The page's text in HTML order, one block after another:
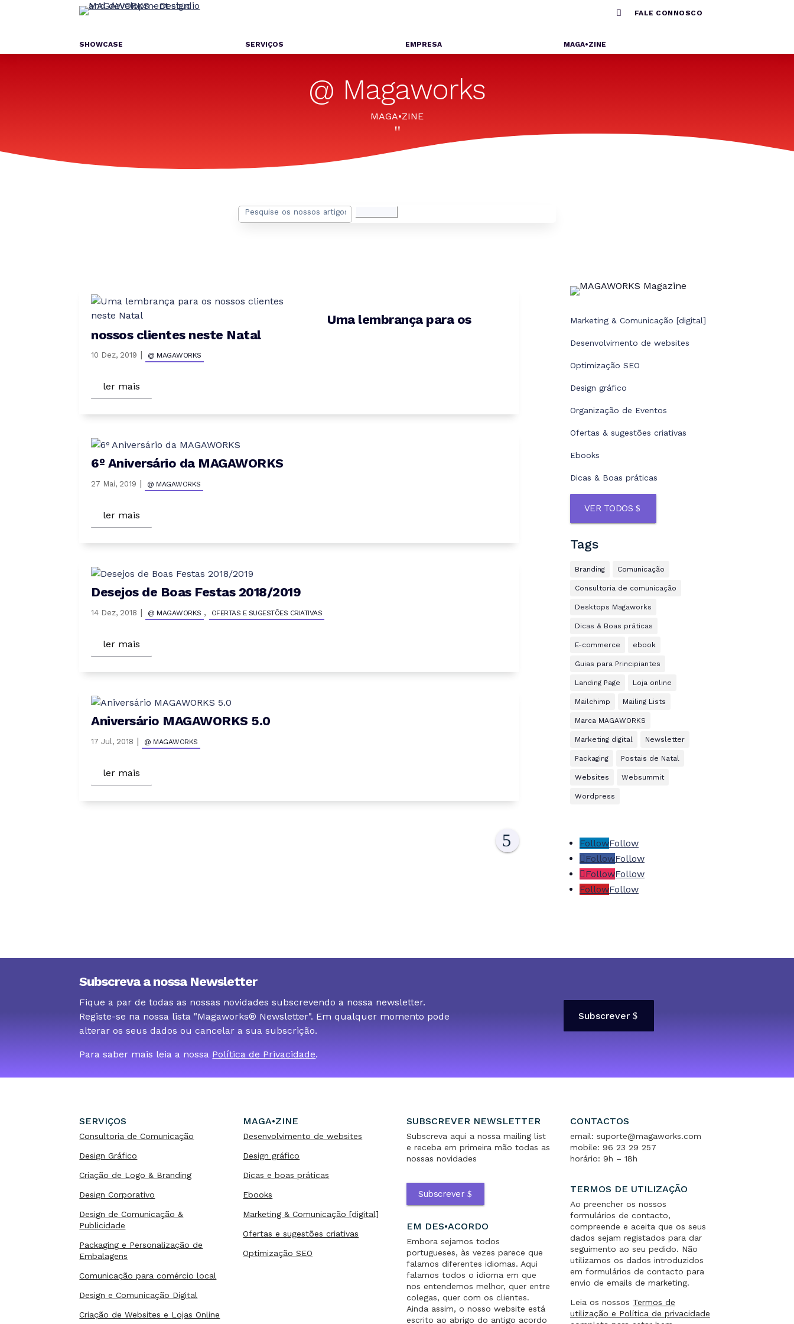
 FALE CONNOSCO
SHOWCASE SERVIÇOS EMPRESA MAGA•ZINE
@ Magaworks
MAGA•ZINE
"
Pesquisar
por:
Uma lembrança para os
nossos clientes neste Natal
10 Dez, 2019 | @ MAGAWORKS
ler mais
6º Aniversário da MAGAWORKS
27 Mai, 2019 | @ MAGAWORKS
ler mais
Desejos de Boas Festas 2018/2019
14 Dez, 2018 | @ MAGAWORKS , OFERTAS E SUGESTÕES CRIATIVAS
ler mais
Aniversário MAGAWORKS 5.0
17 Jul, 2018 | @ MAGAWORKS
ler mais
Marketing & Comunicação [digital]
Desenvolvimento de websites
Optimização SEO
Design gráfico
Organização de Eventos
Ofertas & sugestões criativas
Ebooks
Dicas & Boas práticas
VER TODOS
Tags
Branding Comunicação
Consultoria de comunicação
Desktops Magaworks
Dicas & Boas práticas
E-commerce ebook
Guias para Principiantes
Landing Page Loja online
Mailchimp Mailing Lists
Marca MAGAWORKS
Marketing digital Newsletter
Packaging Postais de Natal
Websites Websummit
Wordpress
FollowFollow
FollowFollow
FollowFollow
FollowFollow
Subscreva a nossa Newsletter
Fique a par de todas as nossas novidades subscrevendo a nossa newsletter.
Registe-se na nossa lista "Magaworks® Newsletter". Em qualquer momento pode
alterar os seus dados ou cancelar a sua subscrição.
Para saber mais leia a nossa Política de Privacidade.
Subscrever
SERVIÇOS
Consultoria de Comunicação
Design Gráfico
Criação de Logo & Branding
Design Corporativo
Design de Comunicação &
Publicidade
Packaging e Personalização de
Embalagens
Comunicação para comércio local
Design e Comunicação Digital
Criação de Websites e Lojas Online
MAGA•ZINE
Desenvolvimento de websites
Design gráfico
Dicas e boas práticas
Ebooks
Marketing & Comunicação [digital]
Ofertas e sugestões criativas
Optimização SEO
SUBSCREVER NEWSLETTER
Subscreva aqui a nossa mailing list
e receba em primeira mão todas as
nossas novidades
Subscrever
EM DES•ACORDO
Embora sejamos todos
portugueses, às vezes parece que
falamos diferentes idiomas. Aqui
falamos todos o idioma em que
nos entendemos melhor, quer entre
colegas, quer com os clientes.
Ainda assim, o nosso website está
escrito ao abrigo do antigo acordo
CONTACTOS
email: suporte@magaworks.com
mobile: 96 23 29 257
horário: 9h – 18h
TERMOS DE UTILIZAÇÃO
Ao preencher os nossos
formulários de contacto,
compreende e aceita que os seus
dados sejam registados para dar
seguimento ao seu pedido. Não
utilizamos os dados introduzidos
em formulários de contacto para
envio de emails de marketing.
Leia os nossos Termos de
utilização e Política de privacidade